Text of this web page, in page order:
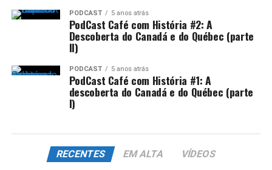
PODCAST 5 anos atrás
PodCast Café com História #2: A
Descoberta do Canadá e do Québec (parte
II)
PODCAST 5 anos atrás
PodCast Café com História #1: A
descoberta do Canadá e do Québec (parte
I)
RECENTES EM ALTA VÍDEOS